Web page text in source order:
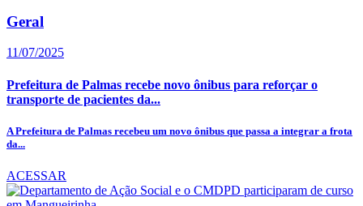
Geral
11/07/2025
Prefeitura de Palmas recebe novo ônibus para reforçar o
transporte de pacientes da...
A Prefeitura de Palmas recebeu um novo ônibus que passa a integrar a frota
da...
ACESSAR